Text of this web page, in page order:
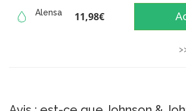
Alensa 11,98€